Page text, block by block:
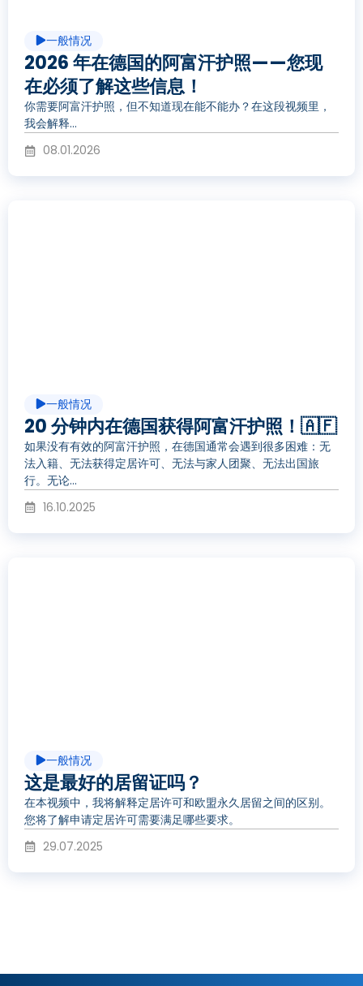
频
一般情况
2026 年在德国的阿富汗护照——您现
在必须了解这些信息！
你需要阿富汗护照，但不知道现在能不能办？在这段视频里，
我会解释...
08.01.2026
频
一般情况
20 分钟内在德国获得阿富汗护照！🇦🇫
如果没有有效的阿富汗护照，在德国通常会遇到很多困难：无
法入籍、无法获得定居许可、无法与家人团聚、无法出国旅
行。无论...
16.10.2025
频
一般情况
这是最好的居留证吗？
在本视频中，我将解释定居许可和欧盟永久居留之间的区别。
您将了解申请定居许可需要满足哪些要求。
29.07.2025